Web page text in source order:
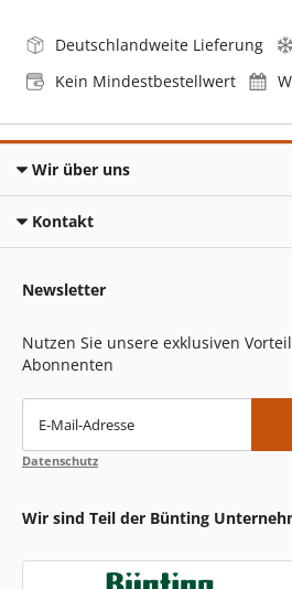
Deutschlandweite Lieferung
Kein Mindestbestellwert
Wir über uns
Kontakt
Newsletter
Nutzen Sie unsere exklusiven
Abonnenten
E-Mail-Adresse
Datenschutz
Wir sind Teil der Bünting